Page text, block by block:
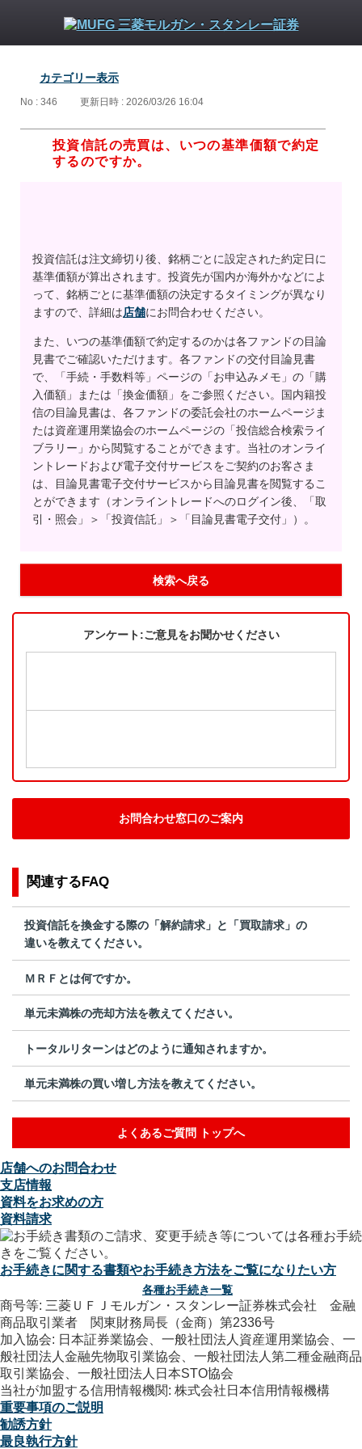
カテゴリー表示
No : 346 更新日時 : 2026/03/26 16:04
投資信託の売買は、いつの基準価額で約定
するのですか。
投資信託は注文締切り後、銘柄ごとに設定された約定日に
基準価額が算出されます。投資先が国内か海外かなどによ
って、銘柄ごとに基準価額の決定するタイミングが異なり
ますので、詳細は店舗にお問合わせください。
また、いつの基準価額で約定するのかは各ファンドの目論
見書でご確認いただけます。各ファンドの交付目論見書
で、「手続・手数料等」ページの「お申込みメモ」の「購
入価額」または「換金価額」をご参照ください。国内籍投
信の目論見書は、各ファンドの委託会社のホームページま
たは資産運用業協会のホームページの「投信総合検索ライ
ブラリー」から閲覧することができます。当社のオンライ
ントレードおよび電子交付サービスをご契約のお客さま
は、目論見書電子交付サービスから目論見書を閲覧するこ
とができます（オンライントレードへのログイン後、「取
引・照会」＞「投資信託」＞「目論見書電子交付」）。
検索へ戻る
アンケート:ご意見をお聞かせください
お問合わせ窓口のご案内
関連するFAQ
投資信託を換金する際の「解約請求」と「買取請求」の
違いを教えてください。
ＭＲＦとは何ですか。
単元未満株の売却方法を教えてください。
トータルリターンはどのように通知されますか。
単元未満株の買い増し方法を教えてください。
よくあるご質問 トップへ
店舗へのお問合わせ
支店情報
資料をお求めの方
資料請求
お手続きに関する書類やお手続き方法をご覧になりたい方
各種お手続き一覧
商号等: 三菱ＵＦＪモルガン・スタンレー証券株式会社 金融
商品取引業者 関東財務局長（金商）第2336号
加入協会: 日本証券業協会、一般社団法人資産運用業協会、一
般社団法人金融先物取引業協会、一般社団法人第二種金融商品
取引業協会、一般社団法人日本STO協会
当社が加盟する信用情報機関: 株式会社日本信用情報機構
重要事項のご説明
勧誘方針
最良執行方針